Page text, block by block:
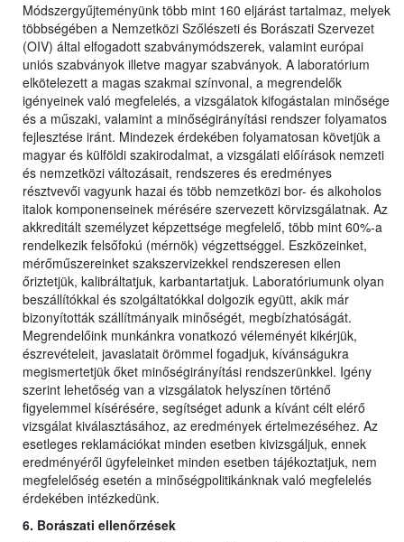
Módszergyűjteményünk több mint 160 eljárást tartalmaz, melyek
többségében a Nemzetközi Szőlészeti és Borászati Szervezet
(OIV) által elfogadott szabványmódszerek, valamint európai
uniós szabványok illetve magyar szabványok. A laboratórium
elkötelezett a magas szakmai színvonal, a megrendelők
igényeinek való megfelelés, a vizsgálatok kifogástalan minősége
és a műszaki, valamint a minőségirányítási rendszer folyamatos
fejlesztése iránt. Mindezek érdekében folyamatosan követjük a
magyar és külföldi szakirodalmat, a vizsgálati előírások nemzeti
és nemzetközi változásait, rendszeres és eredményes
résztvevői vagyunk hazai és több nemzetközi bor- és alkoholos
italok komponenseinek mérésére szervezett körvizsgálatnak. Az
akkreditált személyzet képzettsége megfelelő, több mint 60%-a
rendelkezik felsőfokú (mérnök) végzettséggel. Eszközeinket,
mérőműszereinket szakszervizekkel rendszeresen ellen
őriztetjük, kalibráltatjuk, karbantartatjuk. Laboratóriumunk olyan
beszállítókkal és szolgáltatókkal dolgozik együtt, akik már
bizonyították szállítmányaik minőségét, megbízhatóságát.
Megrendelőink munkánkra vonatkozó véleményét kikérjük,
észrevételeit, javaslatait örömmel fogadjuk, kívánságukra
megismertetjük őket minőségirányítási rendszerünkkel. Igény
szerint lehetőség van a vizsgálatok helyszínen történő
figyelemmel kísérésére, segítséget adunk a kívánt célt elérő
vizsgálat kiválasztásához, az eredmények értelmezéséhez. Az
esetleges reklamációkat minden esetben kivizsgáljuk, ennek
eredményéről ügyfeleinket minden esetben tájékoztatjuk, nem
megfelelőség esetén a minőségpolitikánknak való megfelelés
érdekében intézkedünk.
6. Borászati ellenőrzések